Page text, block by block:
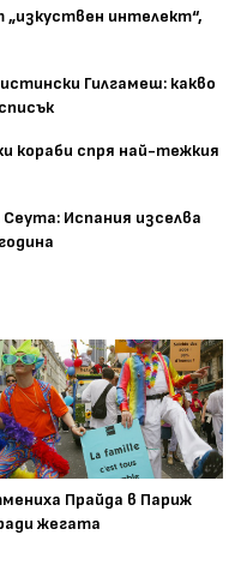
интелект“,
Гилгамеш: какво
кораби спря най-тежкия
Испания изселва
Прайда в Париж
жегата